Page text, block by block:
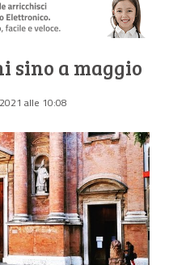
sino a maggio
alle 10:08